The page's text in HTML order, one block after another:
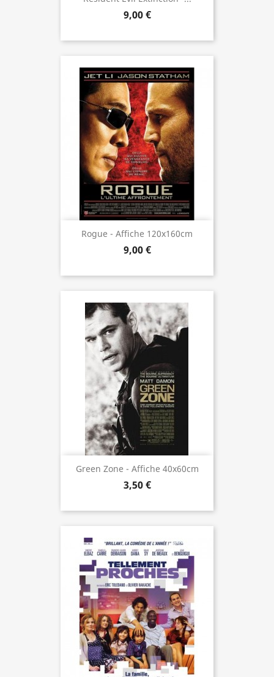
9,00 €
Rogue - Affiche 120x160cm
9,00 €
Green Zone - Affiche 40x60cm
3,50 €